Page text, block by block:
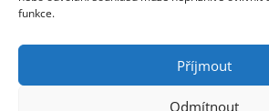
funkce.
Příjmout
Odmítnout